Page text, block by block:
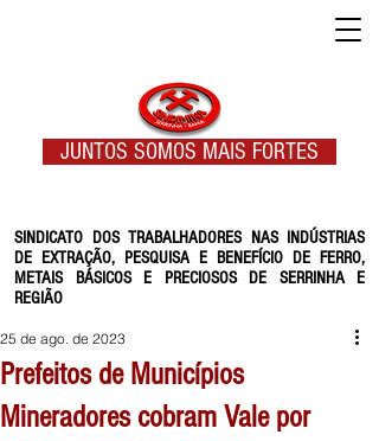
SINDICATO DOS TRABALHADORES NAS INDÚSTRIAS
DE EXTRAÇÃO, PESQUISA E BENEFÍCIO DE FERRO,
METAIS BÁSICOS E PRECIOSOS DE SERRINHA E
REGIÃO
JUNTOS SOMOS MAIS FORTES
Prefeitos de Municípios
Mineradores cobram Vale por
25 de ago. de 2023